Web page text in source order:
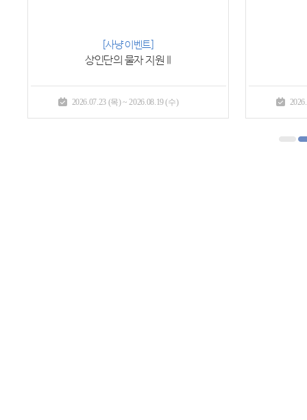
[사냥 이벤트]
상인단의 물자 지원 II
2026.07.23 (목) ~ 2026.08.19 (수)